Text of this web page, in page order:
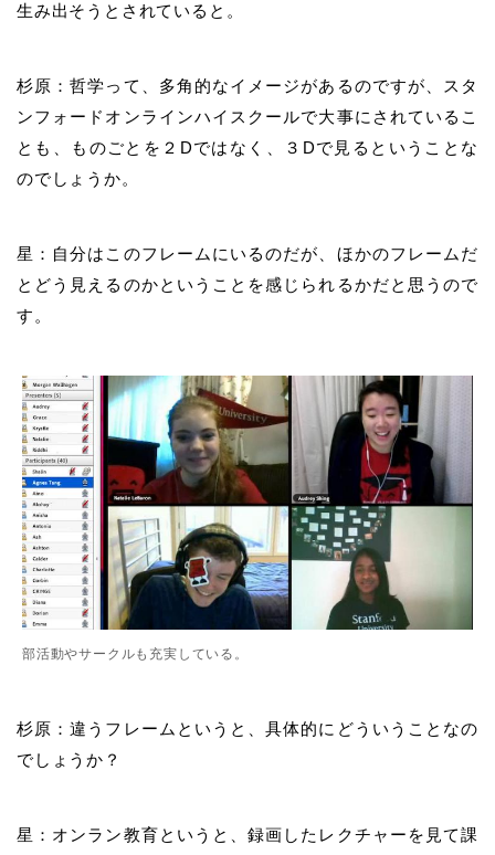
生み出そうとされていると。
杉原：哲学って、多角的なイメージがあるのですが、スタ
ンフォードオンラインハイスクールで大事にされているこ
とも、ものごとを２Dではなく、３Dで見るということな
のでしょうか。
星：自分はこのフレームにいるのだが、ほかのフレームだ
とどう見えるのかということを感じられるかだと思うので
す。
部活動やサークルも充実している。
杉原：違うフレームというと、具体的にどういうことなの
でしょうか？
星：オンラン教育というと、録画したレクチャーを見て課